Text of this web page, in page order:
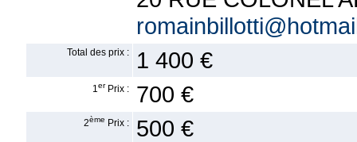
Total des prix : 1 400 €
1er Prix : 700 €
2ème Prix : 500 €